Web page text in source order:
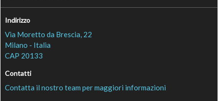
Indirizzo
Via Moretto da Brescia, 22
Milano - Italia
CAP 20133
Contatti
Contatta il nostro team per maggiori informazioni